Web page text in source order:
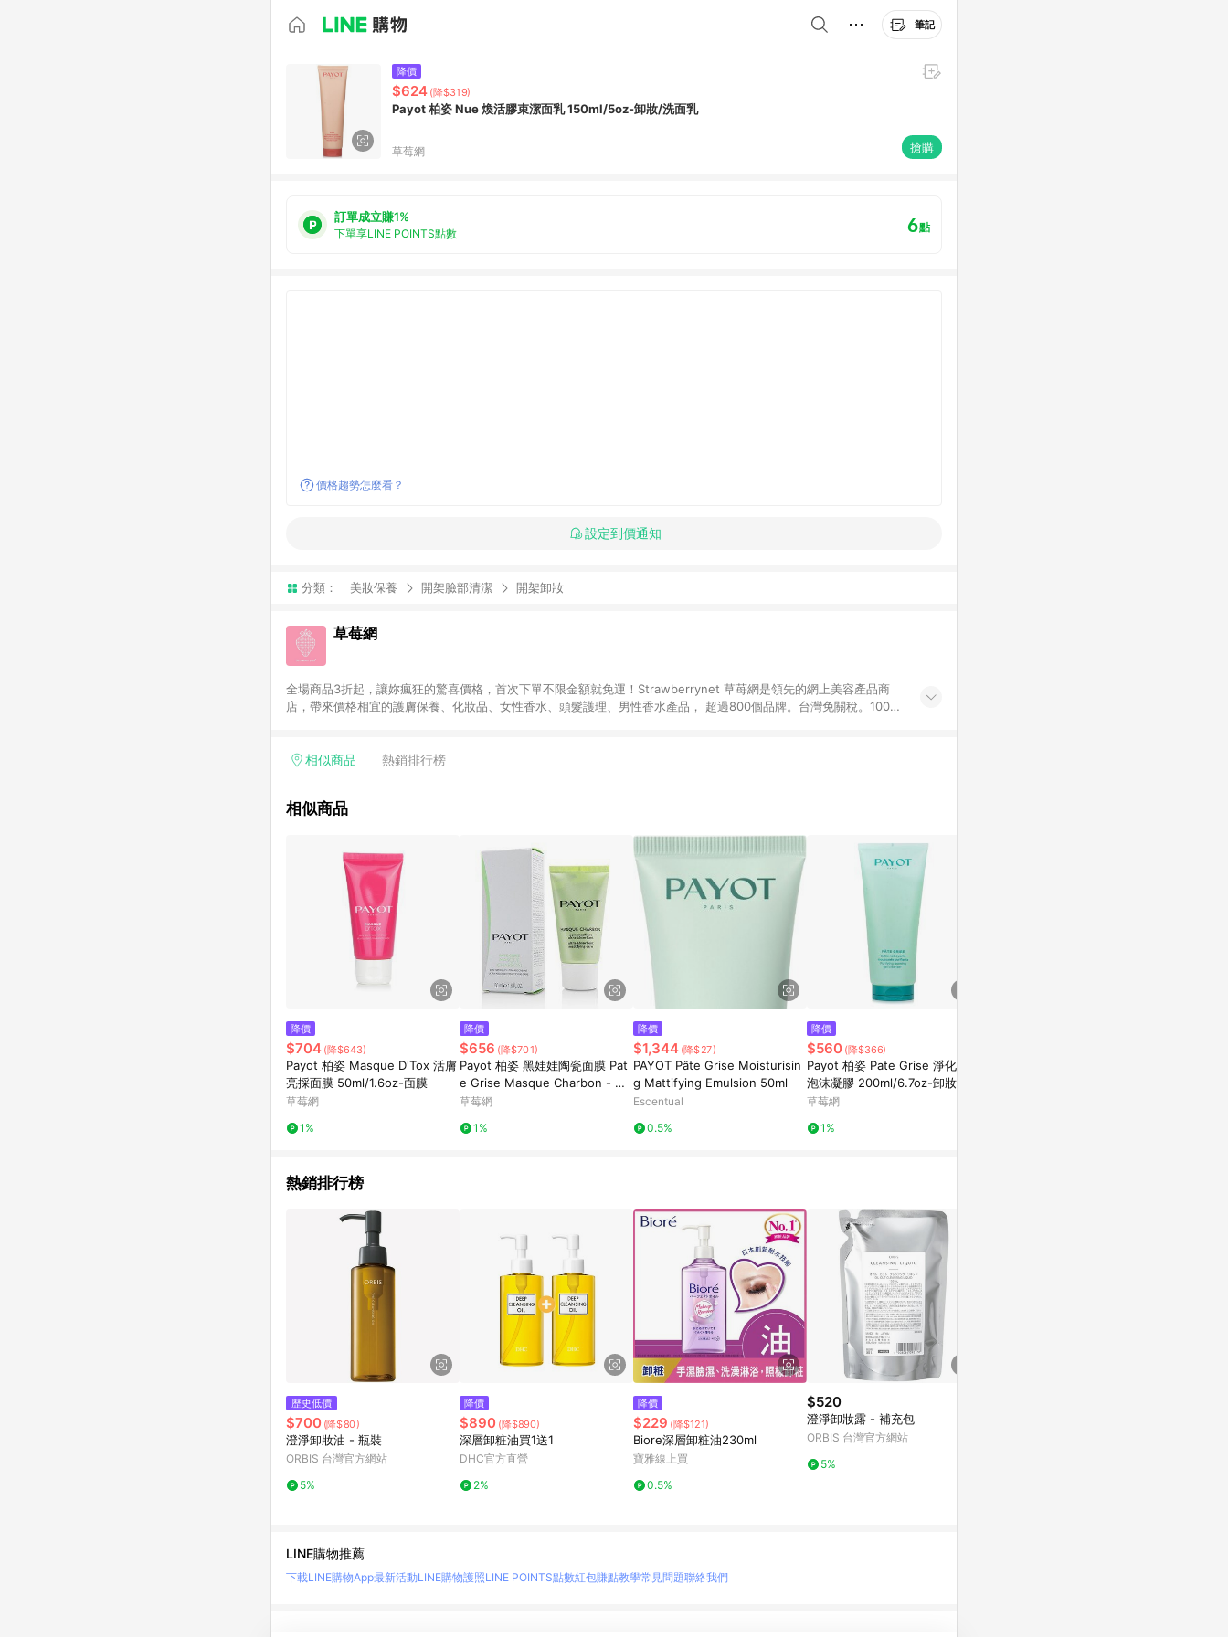
筆記
降價
$624 (降$319)
Payot 柏姿 Nue 煥活膠束潔面乳 150ml/5oz-卸妝/洗面乳
草莓網 搶購
訂單成立賺1%
下單享LINE POINTS點數 6點
價格趨勢怎麼看？
設定到價通知
分類： 美妝保養 開架臉部清潔 開架卸妝
草莓網
全場商品3折起，讓妳瘋狂的驚喜價格，首次下單不限金額就免運！Strawberrynet 草苺網是領先的網上美容產品商
店，帶來價格相宜的護膚保養、化妝品、女性香水、頭髮護理、男性香水產品， 超過800個品牌。台灣免關稅。100%
相似商品 熱銷排行榜
相似商品
降價
$704 (降$643)
Payot 柏姿 Masque D'Tox 活膚
亮採面膜 50ml/1.6oz-面膜
草莓網
1%
降價
$656 (降$701)
Payot 柏姿 黑娃娃陶瓷面膜 Pat
e Grise Masque Charbon - Ult
ra-Absorbent Mattifying Care
草莓網
1%
降價
$1,344 (降$27)
PAYOT Pâte Grise Moisturisin
g Mattifying Emulsion 50ml
Escentual
0.5%
降價
$560 (降$366)
Payot 柏姿 Pate Grise 淨化潔膚
泡沫凝膠 200ml/6.7oz-卸妝/洗
面乳
草莓網
1%
熱銷排行榜
歷史低價
$700 (降$80)
澄淨卸妝油 - 瓶裝
ORBIS 台灣官方網站
5%
降價
$890 (降$890)
深層卸粧油買1送1
DHC官方直營
2%
降價
$229 (降$121)
Biore深層卸粧油230ml
寶雅線上買
0.5%
$520
澄淨卸妝露 - 補充包
ORBIS 台灣官方網站
5%
LINE購物推薦
下載LINE購物App最新活動LINE購物護照LINE POINTS點數紅包賺點教學常見問題聯絡我們